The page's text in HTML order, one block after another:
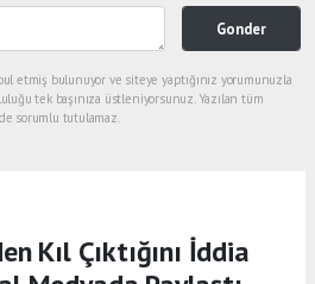
Gonder
etmiş bulunuyor ve siteye yaptığınız yorumunuzla
tek başınıza üstleniyorsunuz. Yazılan tüm
sorumlu tutulamaz.
Kıl Çıktığını İddia